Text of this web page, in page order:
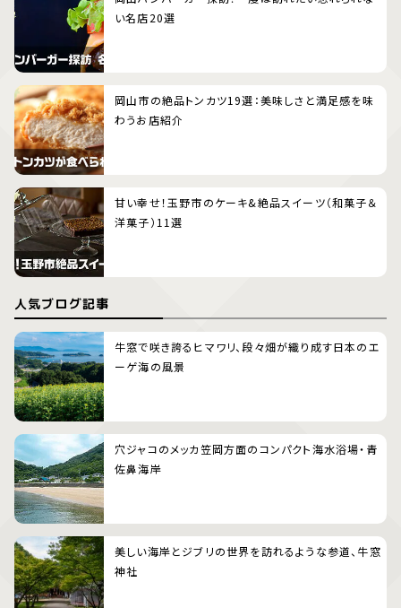
い名店20選
岡山市の絶品トンカツ19選：美味しさと満足感を味
わうお店紹介
甘い幸せ！玉野市のケーキ&絶品スイーツ（和菓子＆
洋菓子）11選
人気ブログ記事
牛窓で咲き誇るヒマワリ、段々畑が織り成す日本のエ
ーゲ海の風景
穴ジャコのメッカ笠岡方面のコンパクト海水浴場・青
佐鼻海岸
美しい海岸とジブリの世界を訪れるような参道、牛窓
神社